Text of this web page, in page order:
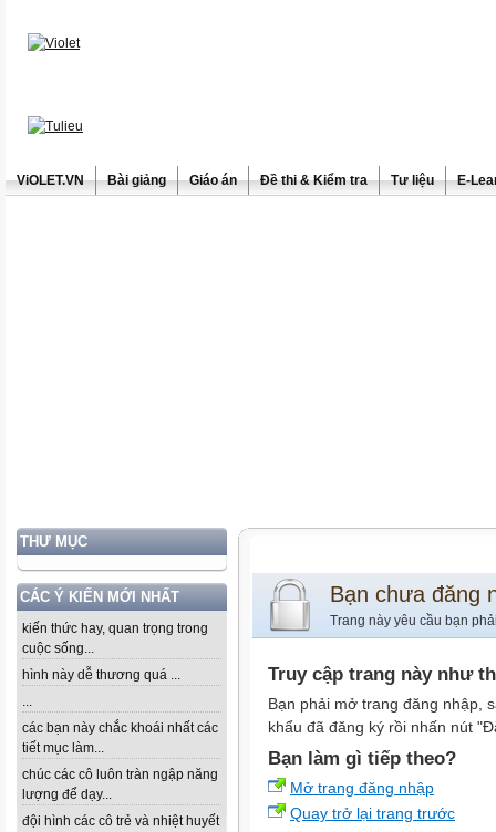
ViOLET.VN Bài giảng Giáo án Đề thi & Kiểm tra Tư liệu E-
THƯ MỤC
CÁC Ý KIẾN MỚI NHẤT
kiến thức hay, quan trọng trong
cuộc sống...
hình này dễ thương quá ...
...
các bạn này chắc khoái nhất các
tiết mục làm...
chúc các cô luôn tràn ngập năng
lượng để dạy...
đội hình các cô trẻ và nhiệt huyết
Bạn chưa đăng
Trang này yêu cầu bạn
Truy cập trang này như
Bạn phải mở trang đăng nhập,
khẩu đã đăng ký rồi nhấn nút
Bạn làm gì tiếp theo?
Mở trang đăng nhập
Quay trở lại trang trước